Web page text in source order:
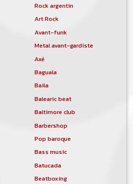
Rock argentin
Art Rock
Avant-funk
Metal avant-gardiste
Axé
Baguala
Baila
Balearic beat
Baltimore club
Barbershop
Pop baroque
Bass music
Batucada
Beatboxing